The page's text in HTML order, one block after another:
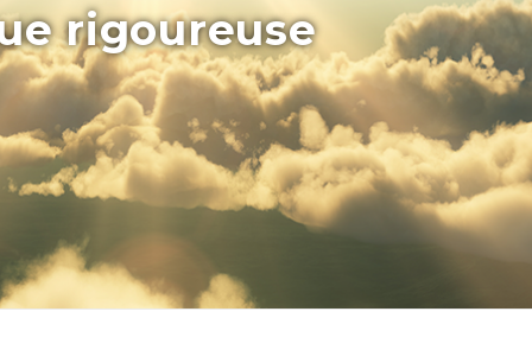
rigoureuse